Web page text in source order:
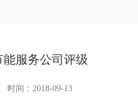
能服务公司评级
时间：2018-09-13